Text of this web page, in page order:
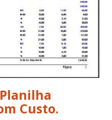
Custo.